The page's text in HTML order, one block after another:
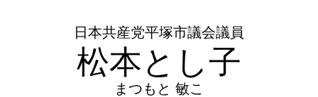
松本とし子
まつもと 敏こ
日本共産党平塚市議会議員